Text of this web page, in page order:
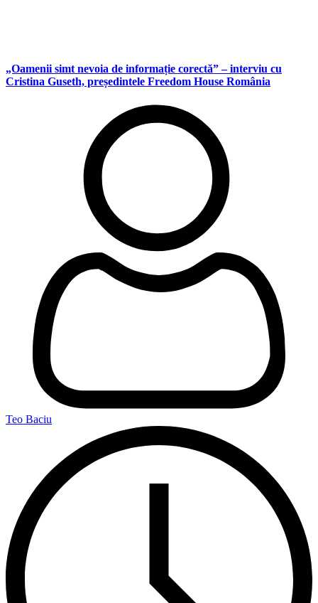
„Oamenii simt nevoia de informație corectă” – interviu cu
Cristina Guseth, președintele Freedom House România
Teo Baciu